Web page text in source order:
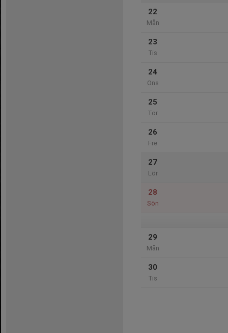
22
Mån
23
Tis
24
Ons
25
Tor
26
Fre
27
Lör
28
Sön
29
Mån
30
Tis